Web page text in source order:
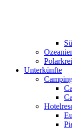
Unterkünfte